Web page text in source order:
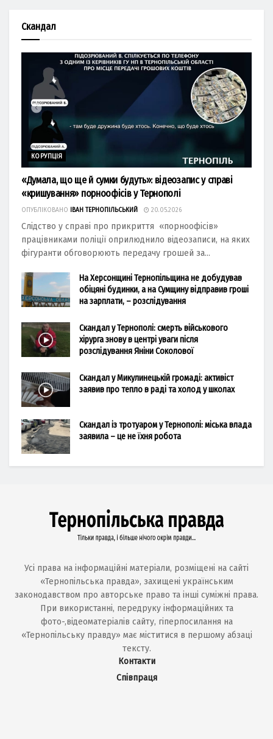
Скандал
КОРУПЦІЯ
«Думала, що ще й сумки будуть»: відеозапис у справі
«кришування» порноофісів у Тернополі
ОПУБЛІКОВАНО ІВАН ТЕРНОПІЛЬСЬКИЙ 20.05.2026
Слідство у справі про прикриття «порноофісів»
працівниками поліції оприлюднило відеозаписи, на яких
фігуранти обговорюють передачу грошей за...
На Херсонщині Тернопільщина не добудував
обіцяні будинки, а на Сумщину відправив гроші
на зарплати, – розслідування
Скандал у Тернополі: смерть військового
хірурга знову в центрі уваги після
розслідування Яніни Соколової
Скандал у Микулинецькій громаді: активіст
заявив про тепло в раді та холод у школах
Скандал із тротуаром у Тернополі: міська влада
заявила – це не їхня робота
Усі права на інформаційні матеріали, розміщені на сайті
«Тернопільська правда», захищені українським
законодавством про авторське право та інші суміжні права.
При використанні, передруку інформаційних та
фото-,відеоматеріалів сайту, гіперпосилання на
«Тернопільську правду» має міститися в першому абзаці
тексту.
Контакти
Співпраця